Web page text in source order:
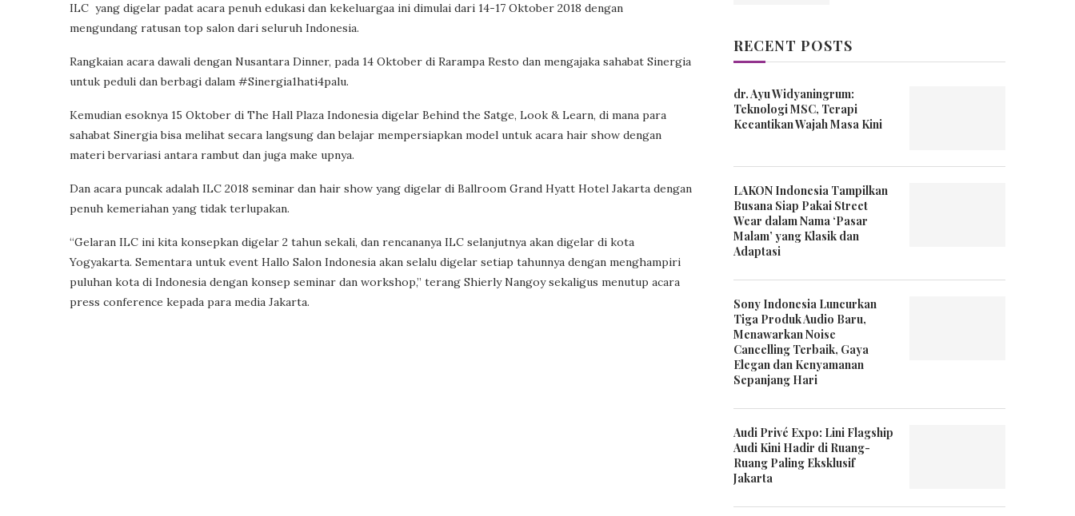
ILC yang digelar padat acara penuh edukasi dan kekeluargaa ini dimulai dari 14-17 Oktober 2018 dengan
mengundang ratusan top salon dari seluruh Indonesia.
Rangkaian acara dawali dengan Nusantara Dinner, pada 14 Oktober di Rarampa Resto dan mengajaka sahabat Sinergia
untuk peduli dan berbagi dalam #Sinergia1hati4palu.
Kemudian esoknya 15 Oktober di The Hall Plaza Indonesia digelar Behind the Satge, Look & Learn, di mana para
sahabat Sinergia bisa melihat secara langsung dan belajar mempersiapkan model untuk acara hair show dengan
materi bervariasi antara rambut dan juga make upnya.
Dan acara puncak adalah ILC 2018 seminar dan hair show yang digelar di Ballroom Grand Hyatt Hotel Jakarta dengan
penuh kemeriahan yang tidak terlupakan.
“Gelaran ILC ini kita konsepkan digelar 2 tahun sekali, dan rencananya ILC selanjutnya akan digelar di kota
Yogyakarta. Sementara untuk event Hallo Salon Indonesia akan selalu digelar setiap tahunnya dengan menghampiri
puluhan kota di Indonesia dengan konsep seminar dan workshop,” terang Shierly Nangoy sekaligus menutup acara
press conference kepada para media Jakarta.
RECENT POSTS
dr. Ayu Widyaningrum:
Teknologi MSC, Terapi
Kecantikan Wajah Masa Kini
LAKON Indonesia Tampilkan
Busana Siap Pakai Street
Wear dalam Nama ‘Pasar
Malam’ yang Klasik dan
Adaptasi
Sony Indonesia Luncurkan
Tiga Produk Audio Baru,
Menawarkan Noise
Cancelling Terbaik, Gaya
Elegan dan Kenyamanan
Sepanjang Hari
Audi Privé Expo: Lini Flagship
Audi Kini Hadir di Ruang-
Ruang Paling Eksklusif
Jakarta